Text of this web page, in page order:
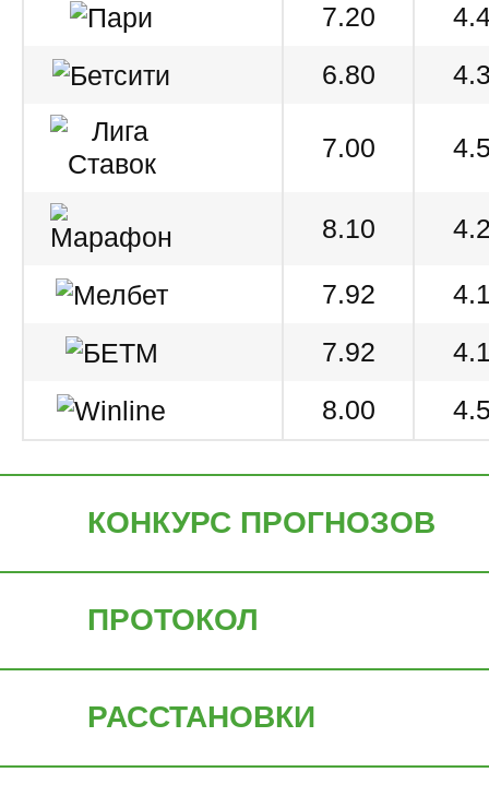
7.20
6.80
7.00
8.10
7.92
7.92
8.00
КОНКУРС ПРОГНОЗОВ
ПРОТОКОЛ
РАССТАНОВКИ